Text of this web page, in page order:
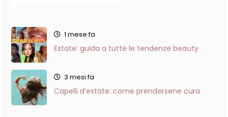
1 mese fa
Estate: guida a tutte le tendenze beauty
3 mesi fa
Capelli d’estate: come prendersene cura